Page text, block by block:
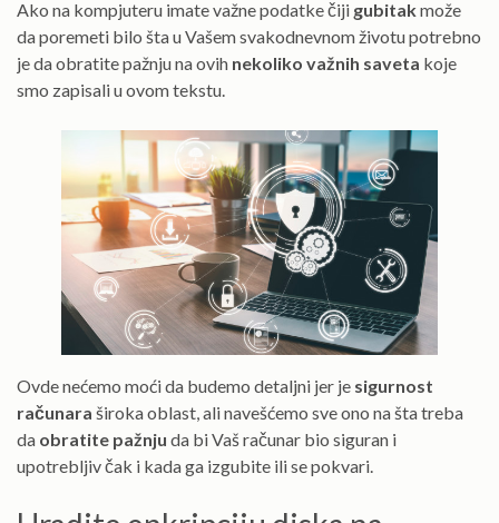
Ako na kompjuteru imate važne podatke čiji gubitakmože
da poremeti bilo šta u Vašem svakodnevnom životu potrebno
je da obratite pažnju na ovih nekoliko važnih saveta koje
smo zapisali u ovom tekstu.
Ovde nećemo moći da budemo detaljni jer je sigurnost
računara široka oblast, ali navešćemo sve ono na šta treba
da obratite pažnju da bi Vaš računar bio siguran i
upotrebljiv čak i kada ga izgubite ili se pokvari.